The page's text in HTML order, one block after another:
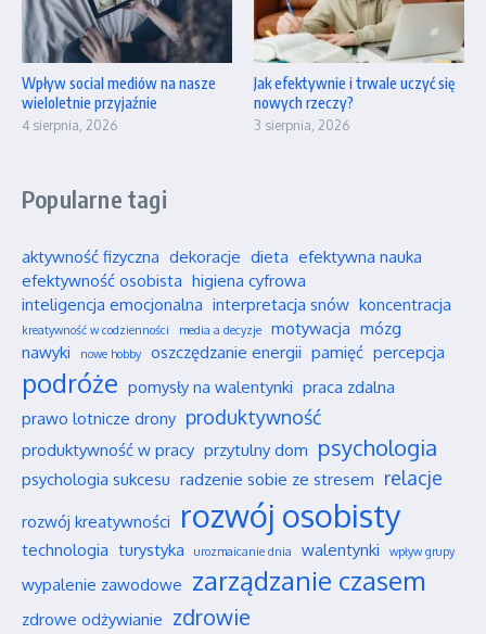
Wpływ social mediów na nasze
wieloletnie przyjaźnie
4 sierpnia, 2026
Jak efektywnie i trwale uczyć się
nowych rzeczy?
3 sierpnia, 2026
Popularne tagi
aktywność fizyczna dekoracje dieta efektywna nauka
efektywność osobista higiena cyfrowa
inteligencja emocjonalna interpretacja snów koncentracja
kreatywność w codzienności media a decyzje motywacja mózg
nawyki
nowe hobby oszczędzanie energii pamięć percepcja
podróże pomysły na walentynki praca zdalna
prawo lotnicze drony produktywność
produktywność w pracy przytulny dom psychologia
psychologia sukcesu radzenie sobie ze stresem relacje
rozwój kreatywności rozwój osobisty
technologia turystyka urozmaicanie dnia walentynki wpływ grupy
wypalenie zawodowe zarządzanie czasem
zdrowe odżywianie zdrowie